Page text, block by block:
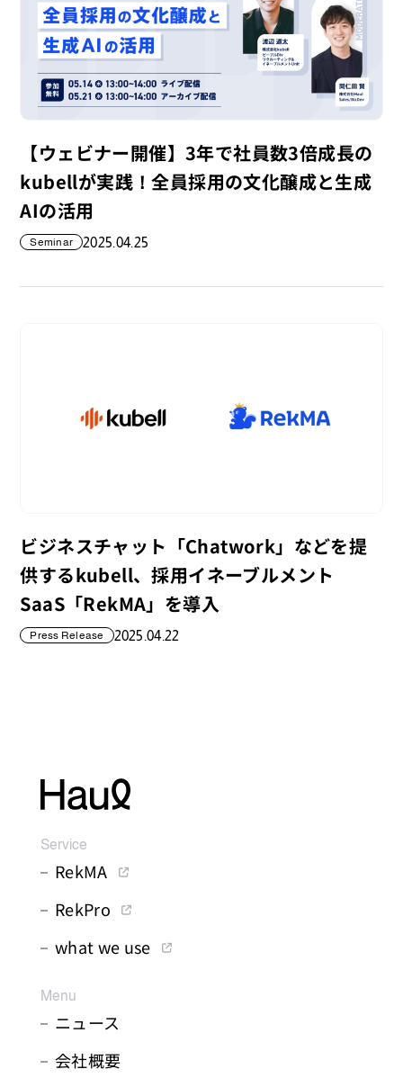
【ウェビナー開催】3年で社員数3倍成長の
kubellが実践！全員採用の文化醸成と生成
AIの活用
Seminar 2025.04.25
ビジネスチャット「Chatwork」などを提
供するkubell、採用イネーブルメント
SaaS「RekMA」を導入
Press Release 2025.04.22
Service
RekMA
RekPro
what we use
Menu
ニュース
会社概要